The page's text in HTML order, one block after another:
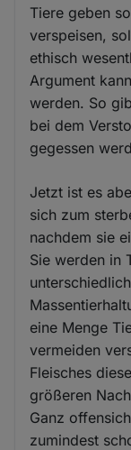
Tiere geben
verspeisen,
ethisch
Argument
werden. So
bei dem
gegessen
Jetzt ist es
sich zum
nachdem sie
Sie werden in
eine Menge
vermeiden
Fleisches
größeren
Ganz
zumindest